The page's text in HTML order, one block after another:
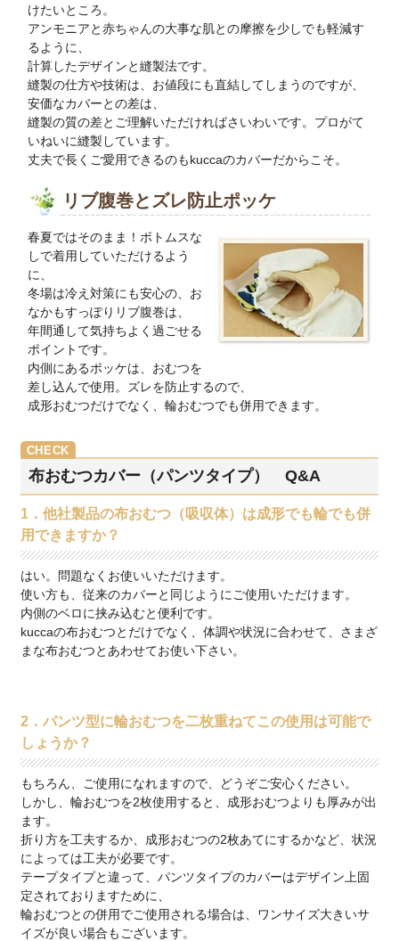
けたいところ。
アンモニアと赤ちゃんの大事な肌との摩擦を少しでも軽減す
るように、
計算したデザインと縫製法です。
縫製の仕方や技術は、お値段にも直結してしまうのですが、
安価なカバーとの差は、
縫製の質の差とご理解いただければさいわいです。プロがて
いねいに縫製しています。
丈夫で長くご愛用できるのもkuccaのカバーだからこそ。
リブ腹巻とズレ防止ポッケ
春夏ではそのまま！ボトムスな
しで着用していただけるよう
に、
冬場は冷え対策にも安心の、お
なかもすっぽりリブ腹巻は、
年間通して気持ちよく過ごせる
ポイントです。
内側にあるポッケは、おむつを
差し込んで使用。ズレを防止するので、
成形おむつだけでなく、輪おむつでも併用できます。
布おむつカバー（パンツタイプ） Q&A
1．他社製品の布おむつ（吸収体）は成形でも輪でも併
用できますか？
はい。問題なくお使いいただけます。
使い方も、従来のカバーと同じようにご使用いただけます。
内側のベロに挟み込むと便利です。
kuccaの布おむつとだけでなく、体調や状況に合わせて、さまざ
まな布おむつとあわせてお使い下さい。
2．パンツ型に輪おむつを二枚重ねてこの使用は可能で
しょうか？
もちろん、ご使用になれますので、どうぞご安心ください。
しかし、輪おむつを2枚使用すると、成形おむつよりも厚みが出
ます。
折り方を工夫するか、成形おむつの2枚あてにするかなど、状況
によっては工夫が必要です。
テープタイプと違って、パンツタイプのカバーはデザイン上固
定されておりますために、
輪おむつとの併用でご使用される場合は、ワンサイズ大きいサ
イズが良い場合もございます。